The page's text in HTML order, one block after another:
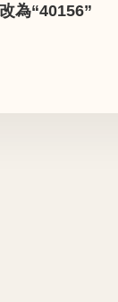
為“40156”